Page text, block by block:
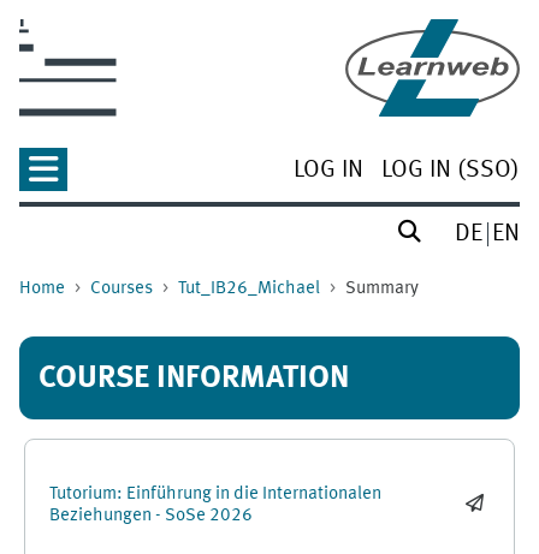
LOG IN LOG IN (SSO)
DE EN
Home Courses Tut_IB26_Michael Summary
COURSE INFORMATION
Tutorium: Einführung in die Internationalen
Beziehungen - SoSe 2026